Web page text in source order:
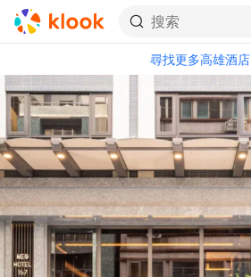
搜索
尋找更多高雄酒店